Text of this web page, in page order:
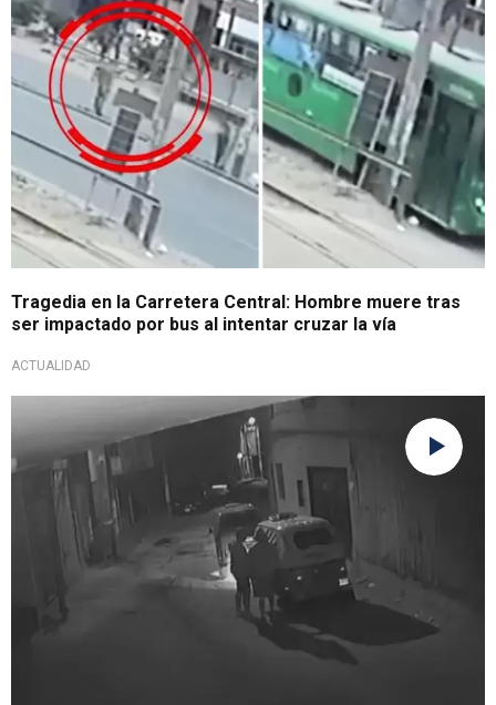
Tragedia en la Carretera Central: Hombre muere tras
ser impactado por bus al intentar cruzar la vía
ACTUALIDAD